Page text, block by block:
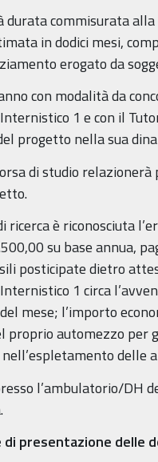
durata commisurata
in dodici mesi,
erogato da
con modalità da
1 e con il
progetto nella sua
di studio
è riconosciuta
su base annua,
posticipate dietro
1 circa
mese; l’importo
proprio automezzo per
delle
l’ambulatorio/DH
presentazione delle